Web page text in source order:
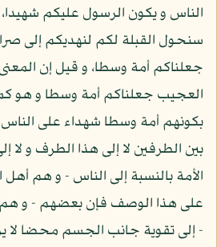
الناس و يكون الرسول عليكم شهيدا،
سنحول القبلة لكم لنهديكم إلى
جعلناكم أمة وسطا، و قيل إن
العجيب جعلناكم أمة وسطا و هو كما
بكونهم أمة وسطا شهداء على
بين الطرفين لا إلى هذا الطرف و لا
الأمة بالنسبة إلى الناس - و هم
على هذا الوصف فإن بعضهم - و هم
- إلى تقوية جانب الجسم محضا لا